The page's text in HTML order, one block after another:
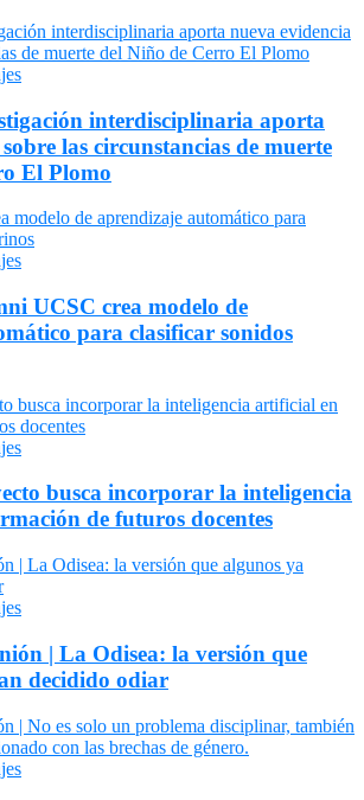
interdisciplinaria aporta
las circunstancias de muerte
El Plomo
UCSC crea modelo de
para clasificar sonidos
busca incorporar la inteligencia
de futuros docentes
| La Odisea: la versión que
decidido odiar